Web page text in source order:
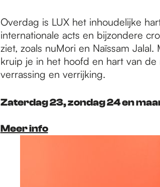
Overdag is LUX het inhoudelijke
internationale acts en bijzondere
ziet, zoals nuMori en Naïssam
kruip je in het hoofd en hart van
verrassing en verrijking.
Zaterdag 23, zondag 24 en
Meer info